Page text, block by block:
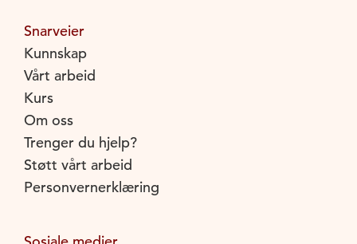
Snarveier
Kunnskap
Vårt arbeid
Kurs
Om oss
Trenger du hjelp?
Støtt vårt arbeid
Personvernerklæring